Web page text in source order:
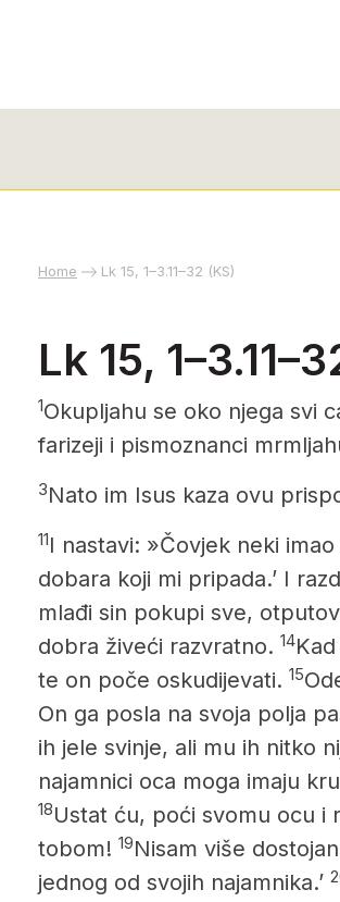
Home Lk 15, 1–3.11–32 (KS)
Lk 15,
1Okupljahu se oko njega svi
farizeji i pismoznanci
3Nato im Isus kaza ovu
11I nastavi: »Čovjek neki imao
dobara koji mi pripada.’ I
mlađi sin pokupi sve,
dobra živeći razvratno. 14
te on poče oskudijevati. 15
On ga posla na svoja polja
ih jele svinje, ali mu ih nitko
najamnici oca moga imaju
18Ustat ću, poći svomu ocu i
tobom! 19Nisam više
jednog od svojih najamnika.’